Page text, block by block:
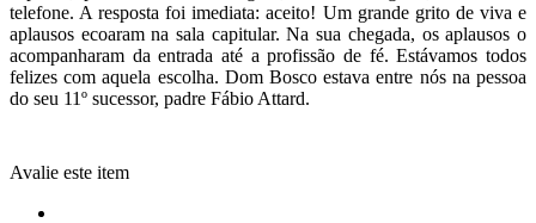
telefone. A resposta foi imediata: aceito! Um grande grito de viva e
aplausos ecoaram na sala capitular. Na sua chegada, os aplausos o
acompanharam da entrada até a profissão de fé. Estávamos todos
felizes com aquela escolha. Dom Bosco estava entre nós na pessoa
do seu 11º sucessor, padre Fábio Attard.
Avalie este item